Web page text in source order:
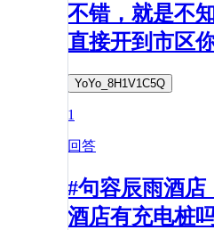
不错，就是不
直接开到市区
YoYo_8H1V1C5Q
1
回答
#句容辰雨酒店
酒店有充电桩